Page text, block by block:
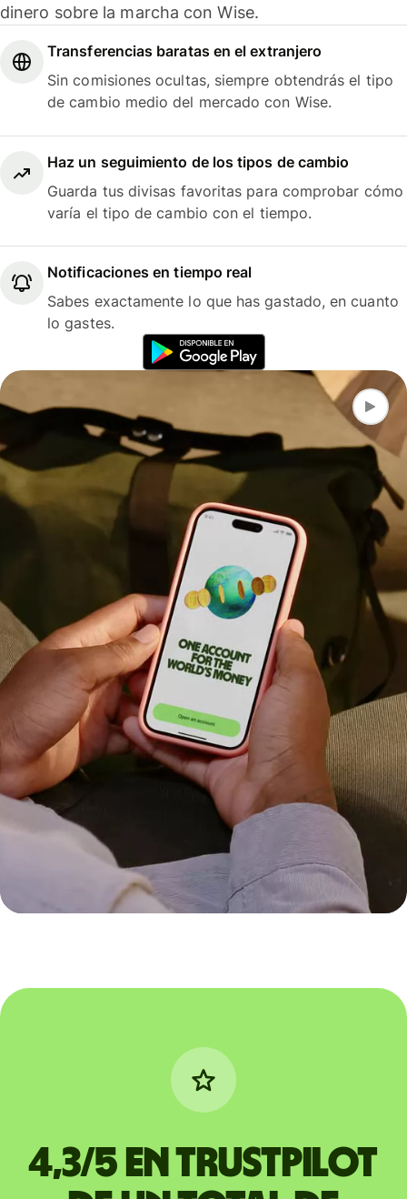
dinero sobre la marcha con Wise.
Transferencias baratas en el extranjero
Sin comisiones ocultas, siempre obtendrás el tipo
de cambio medio del mercado con Wise.
Haz un seguimiento de los tipos de cambio
Guarda tus divisas favoritas para comprobar cómo
varía el tipo de cambio con el tiempo.
Notificaciones en tiempo real
Sabes exactamente lo que has gastado, en cuanto
lo gastes.
4,3/5 en Trustpilot